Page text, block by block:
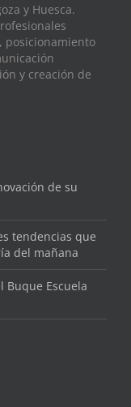
y Huesca.
posicionamiento
y creación de
de su
tendencias que
del mañana
Buque Escuela